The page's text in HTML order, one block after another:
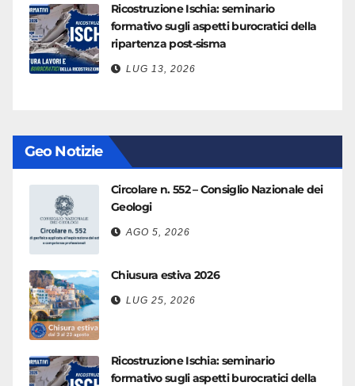
Ricostruzione Ischia: seminario
formativo sugli aspetti burocratici della
ripartenza post-sisma
LUG 13, 2026
Geo Notizie
Circolare n. 552 – Consiglio Nazionale dei
Geologi
AGO 5, 2026
Chiusura estiva 2026
LUG 25, 2026
Ricostruzione Ischia: seminario
formativo sugli aspetti burocratici della